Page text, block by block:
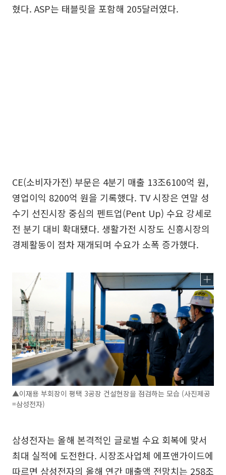
혔다. ASP는 태블릿을 포함해 205달러였다.
CE(소비자가전) 부문은 4분기 매출 13조6100억 원,
영업이익 8200억 원을 기록했다. TV 시장은 연말 성
수기 선진시장 중심의 펜트업(Pent Up) 수요 강세로
전 분기 대비 확대됐다. 생활가전 시장도 신흥시장의
경제활동이 점차 재개되며 수요가 소폭 증가했다.
▲이재용 부회장이 평택 3공장 건설현장을 점검하는 모습 (사진제공
=삼성전자)
삼성전자는 올해 본격적인 글로벌 수요 회복에 맞서
최대 실적에 도전한다. 시장조사업체 에프앤가이드에
따르면 삼성전자의 올해 연간 매출액 전망치는 258조